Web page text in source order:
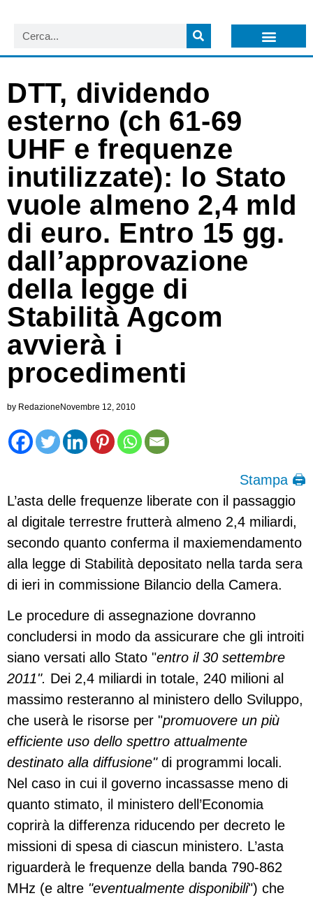
DTT, dividendo
esterno (ch 61-69
UHF e frequenze
inutilizzate): lo Stato
vuole almeno 2,4 mld
di euro. Entro 15 gg.
dall’approvazione
della legge di
Stabilità Agcom
avvierà i
procedimenti
by Redazione Novembre 12, 2010
Stampa 🖨
L’asta delle frequenze liberate con il passaggio
al digitale terrestre frutterà almeno 2,4 miliardi,
secondo quanto conferma il maxiemendamento
alla legge di Stabilità depositato nella tarda sera
di ieri in commissione Bilancio della Camera.
Le procedure di assegnazione dovranno
concludersi in modo da assicurare che gli introiti
siano versati allo Stato "entro il 30 settembre
2011". Dei 2,4 miliardi in totale, 240 milioni al
massimo resteranno al ministero dello Sviluppo,
che userà le risorse per "promuovere un più
efficiente uso dello spettro attualmente
destinato alla diffusione" di programmi locali.
Nel caso in cui il governo incassasse meno di
quanto stimato, il ministero dell’Economia
coprirà la differenza riducendo per decreto le
missioni di spesa di ciascun ministero. L’asta
riguarderà le frequenze della banda 790-862
MHz (e altre "eventualmente disponibili") che